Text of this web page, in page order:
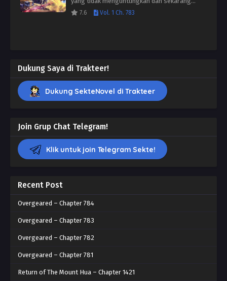
terjebak membawa batu bata di lokasi
7.6 Vol. 1 Ch. 783
Dukung Saya di Trakteer!
Dukung SekteNovel di Trakteer
Join Grup Chat Telegram!
Klik untuk join Telegram Sekte!
Recent Post
Overgeared – Chapter 784
Overgeared – Chapter 783
Overgeared – Chapter 782
Overgeared – Chapter 781
Return of The Mount Hua – Chapter 1421